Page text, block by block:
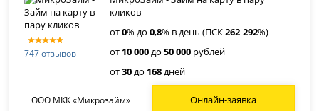
747 отзывов
кликов
от0% до0,8% в день (ПСК262-292%)
от 10 000до50 000 рублей
от30до 168дней
ООО МКК «Микрозайм» Онлайн-заявка